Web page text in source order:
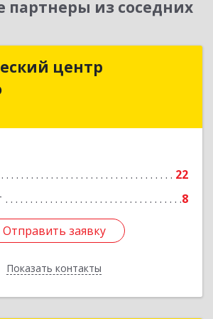
из соседних
центр
22
8
Отправить заявку
Показать контакты
Внедренческий центр
Подробнее
Отправить заявку
Назад